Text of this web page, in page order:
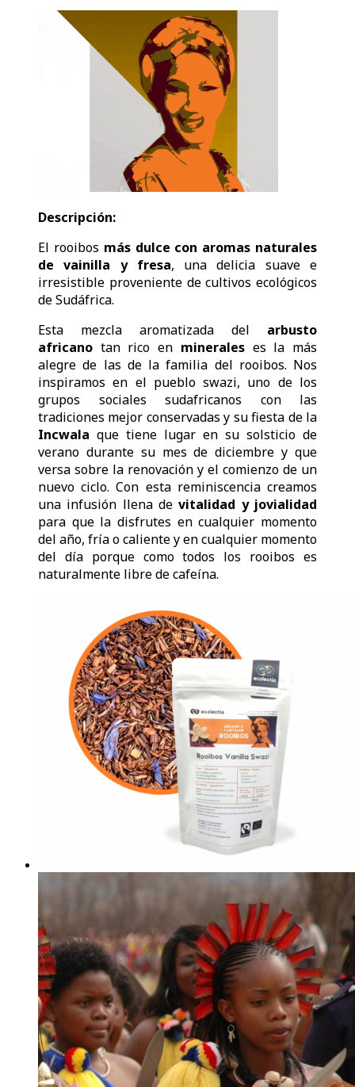
Descripción:
El rooibos más dulce con aromas naturales
de vainilla y fresa, una delicia suave e
irresistible proveniente de cultivos ecológicos
de Sudáfrica.
Esta mezcla aromatizada del arbusto
africano tan rico en mineraleses la más
alegre de las de la familia del rooibos. Nos
inspiramos en el pueblo swazi, uno de los
grupos sociales sudafricanos con las
tradiciones mejor conservadas y su fiesta de la
Incwala que tiene lugar en su solsticio de
verano durante su mes de diciembre y que
versa sobre la renovación y el comienzo de un
nuevo ciclo. Con esta reminiscencia creamos
una infusión llena de vitalidad y jovialidad
para que la disfrutes en cualquier momento
del año, fría o caliente y en cualquier momento
del día porque como todos los rooibos es
naturalmente libre de cafeína.